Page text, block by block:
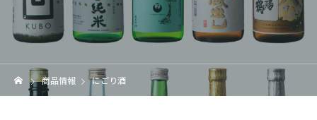
商品情報 にごり酒